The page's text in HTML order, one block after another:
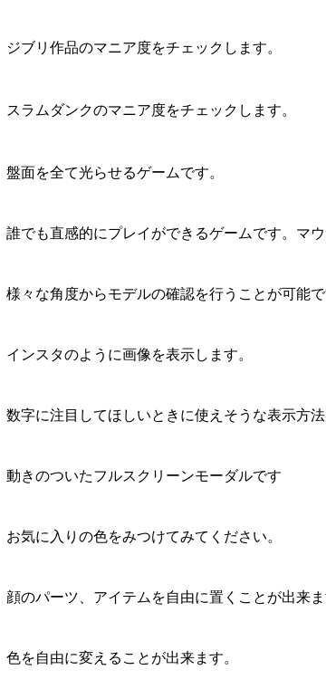
ジブリ作品のマニア度をチェックします。
スラムダンクのマニア度をチェックします。
盤面を全て光らせるゲームです。
誰でも直感的にプレイができるゲームです。マ
様々な角度からモデルの確認を行うことが可能で
インスタのように画像を表示します。
数字に注目してほしいときに使えそうな表示方法
動きのついたフルスクリーンモーダルです
お気に入りの色をみつけてみてください。
顔のパーツ、アイテムを自由に置くことが出来ま
色を自由に変えることが出来ます。